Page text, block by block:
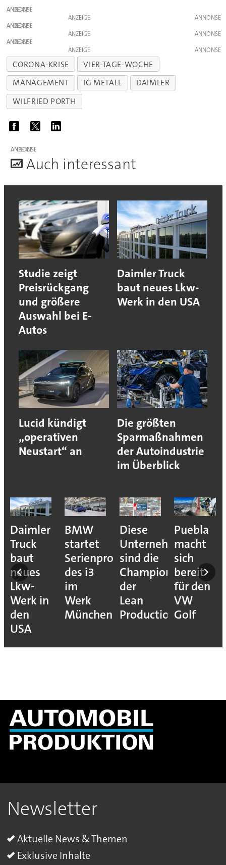
ANZEIGE
ANZEIGE
ANZEIGE
ANZEIGE
ANZEIGE
ANZEIGE
CORONA-KRISE
VIER-TAGE-WOCHE
MANAGEMENT
IG METALL
DAIMLER
WILFRIED PORTH
ANZEIGE
Auch interessant
Studie zeigt
Preisrückgang
und größere
Auswahl bei E-
Autos
Daimler Truck
baut neues Lkw-
Werk in den USA
Lucid kündigt
„operativen
Neustart“ an
Die größten
Sparmaßnahmen
der Autoindustrie
im Überblick
Daimler
Truck
baut
neues
Lkw-
Werk in
den
USA
BMW
startet
Serienproduktion
des i3
im
Werk
München
Diese
Unternehmen
sind die
Champions
der
Lean
Production
Puebla
macht
sich
bereit
für den
VW
Golf
Newsletter
Aktuelle News & Themen
Exklusive Inhalte